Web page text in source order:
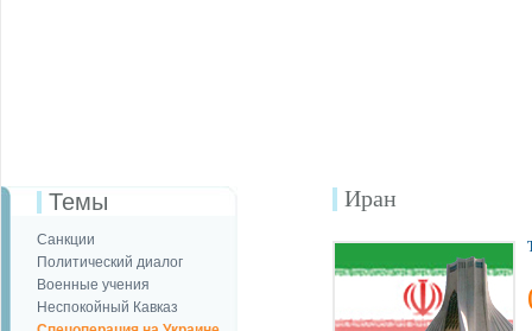
Темы
Санкции
Политический диалог
Военные учения
Неспокойный Кавказ
Иран